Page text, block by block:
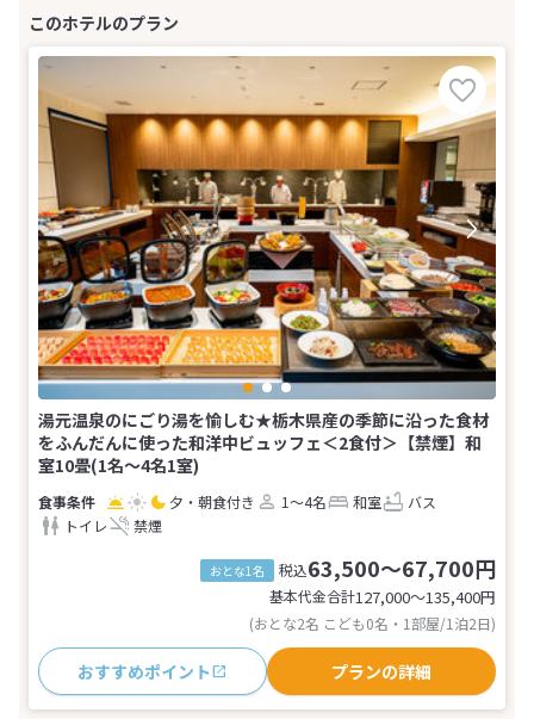
湯元温泉のにごり湯を愉しむ★栃木県産の季節に沿った食材
をふんだんに使った和洋中ビュッフェ＜2食付＞【禁煙】和
室10畳(1名～4名1室)
夕・朝食付き 1～4名 和室
バス
トイレ
禁煙
おとな1名 税込63,500～67,700円
基本代金合計127,000〜135,400円
(おとな2名 こども0名・1部屋/1泊2日)
おすすめポイント プランの詳細